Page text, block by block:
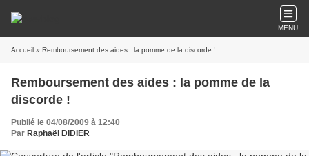
MENU
Accueil » Remboursement des aides : la pomme de la discorde !
Remboursement des aides : la pomme de la
discorde !
Publié le 04/08/2009 à 12:40
Par Raphaël DIDIER